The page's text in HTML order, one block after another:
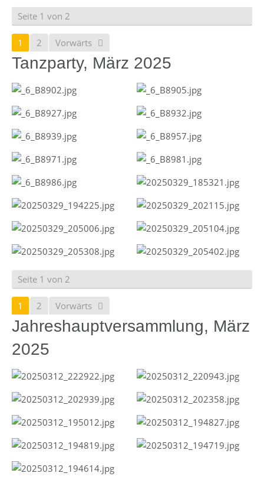
Seite 1 von 2
1 2 Vorwärts
Tanzparty, März 2025
Seite 1 von 2
1 2 Vorwärts
Jahreshauptversammlung, März
2025